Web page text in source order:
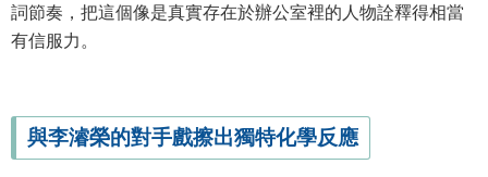
詞節奏，把這個像是真實存在於辦公室裡的人物詮釋得相當
有信服力。
與李濬榮的對手戲擦出獨特化學反應